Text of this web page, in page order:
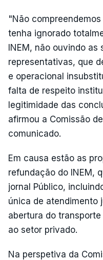
"Não
tenha ignorado
INEM, não ouvindo as
representativas, que
e operacional
falta de respeito
legitimidade das
afirmou a Comissão
comunicado.
Em causa estão as
refundação do INEM,
jornal Público,
única de atendimento
abertura do
ao setor privado.
Na perspetiva da